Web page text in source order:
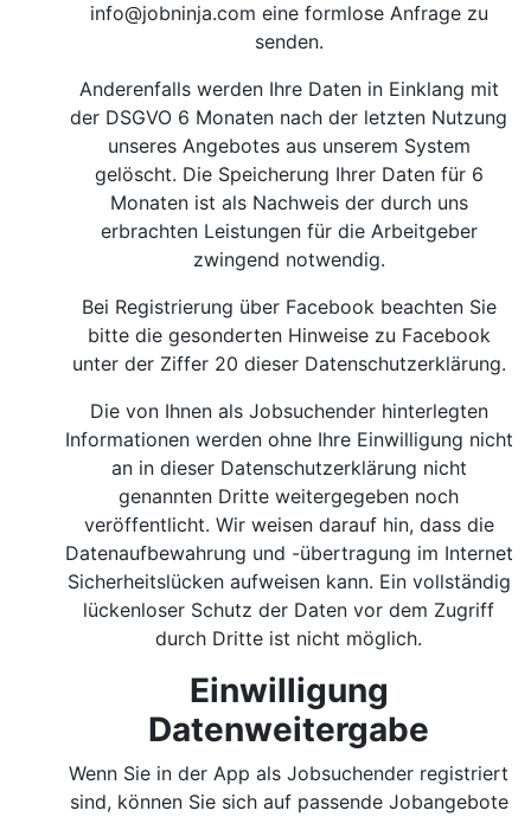
info@jobninja.com eine formlose Anfrage zu
senden.
Anderenfalls werden Ihre Daten in Einklang mit
der DSGVO 6 Monaten nach der letzten Nutzung
unseres Angebotes aus unserem System
gelöscht. Die Speicherung Ihrer Daten für 6
Monaten ist als Nachweis der durch uns
erbrachten Leistungen für die Arbeitgeber
zwingend notwendig.
Bei Registrierung über Facebook beachten Sie
bitte die gesonderten Hinweise zu Facebook
unter der Ziffer 20 dieser Datenschutzerklärung.
Die von Ihnen als Jobsuchender hinterlegten
Informationen werden ohne Ihre Einwilligung nicht
an in dieser Datenschutzerklärung nicht
genannten Dritte weitergegeben noch
veröffentlicht. Wir weisen darauf hin, dass die
Datenaufbewahrung und -übertragung im Internet
Sicherheitslücken aufweisen kann. Ein vollständig
lückenloser Schutz der Daten vor dem Zugriff
durch Dritte ist nicht möglich.
Einwilligung
Datenweitergabe
Wenn Sie in der App als Jobsuchender registriert
sind, können Sie sich auf passende Jobangebote